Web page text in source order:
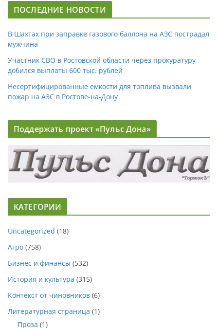
ПОСЛЕДНИЕ НОВОСТИ
В Шахтах при заправке газового баллона на АЗС пострадал
мужчина
Участник СВО в Ростовской области через прокуратуру
добился выплаты 600 тыс. рублей
Несертифицированные емкости для топлива вызвали
пожар на АЗС в Ростове-на-Дону
Поддержать проект «Пульс Дона»
КАТЕГОРИИ
Uncategorized (18)
Агро (758)
Бизнес и финансы (532)
История и культура (315)
Контекст от чиновников (6)
Литературная страница (1)
Проза (1)